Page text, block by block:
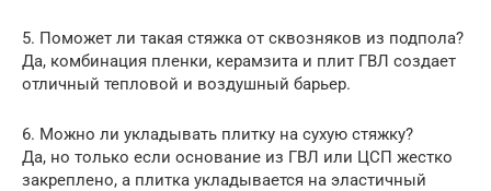
5. Поможет ли такая стяжка от сквозняков из подпола?
Да, комбинация пленки, керамзита и плит ГВЛ создает
отличный тепловой и воздушный барьер.
6. Можно ли укладывать плитку на сухую стяжку?
Да, но только если основание из ГВЛ или ЦСП жестко
закреплено, а плитка укладывается на эластичный